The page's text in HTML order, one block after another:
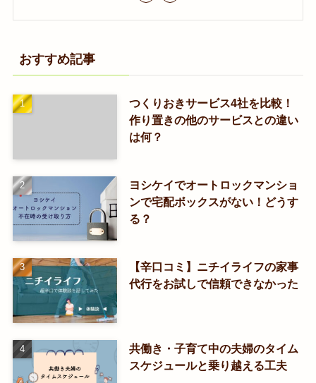
おすすめ記事
つくりおきサービス4社を比較！
作り置きの他のサービスとの違い
は何？
ヨシケイでオートロックマンショ
ンで宅配ボックスがない！どうす
る？
【辛口コミ】ニチイライフの家事
代行をお試しで信頼できなかった
共働き・子育て中の夫婦のタイム
スケジュールと乗り越える工夫